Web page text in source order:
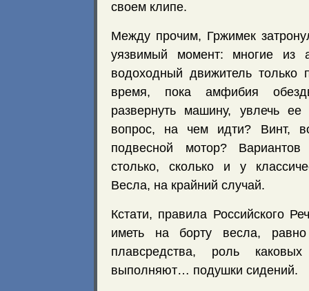
своем клипе.
Между прочим, Гржимек
уязвимый момент: многие из
водоходный движитель только
время, пока амфибия
развернуть машину, увлечь
вопрос, на чем идти? Винт,
подвесной мотор? Вариантов
столько, сколько и у
Весла, на крайний случай.
Кстати, правила Российского
иметь на борту весла,
плавсредства, роль
выполняют… подушки сидений.